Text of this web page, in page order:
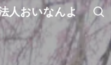
人おいなんよ